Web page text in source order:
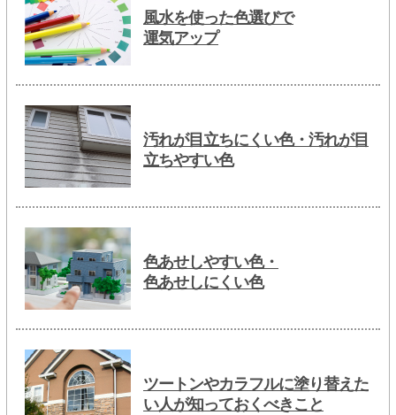
風水を使った色選びで
運気アップ
汚れが目立ちにくい色・汚れが目
立ちやすい色
色あせしやすい色・
色あせしにくい色
ツートンやカラフルに塗り替えた
い人が知っておくべきこと